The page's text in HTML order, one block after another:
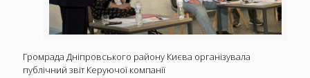
Громрада Дніпровського району Києва організувала
публічний звіт Керуючої компанії